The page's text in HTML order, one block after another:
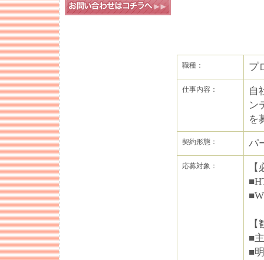
職種： プ
仕事内容：
自
ン
を
契約形態： パ
応募対象：
■
■